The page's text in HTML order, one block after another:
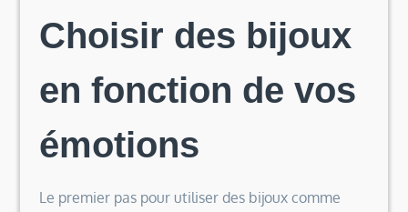
Choisir des bijoux
en fonction de vos
émotions
Le premier pas pour utiliser des bijoux comme